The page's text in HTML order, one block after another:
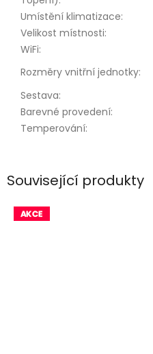
Související produkty
Umístění klimatizace:
Velikost místnosti:
WiFi:
Rozměry vnitřní jednotky:
Sestava:
Barevné provedení:
Temperování: